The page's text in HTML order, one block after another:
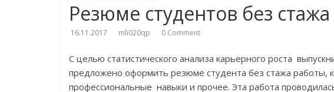
Резюме студентов без
16.11.2017 mli020qp 0 Comment
С целью статистического анализа карьерного роста
предложено оформить резюме студента без стажа работы,
профессиональные навыки и прочее. Эта работа